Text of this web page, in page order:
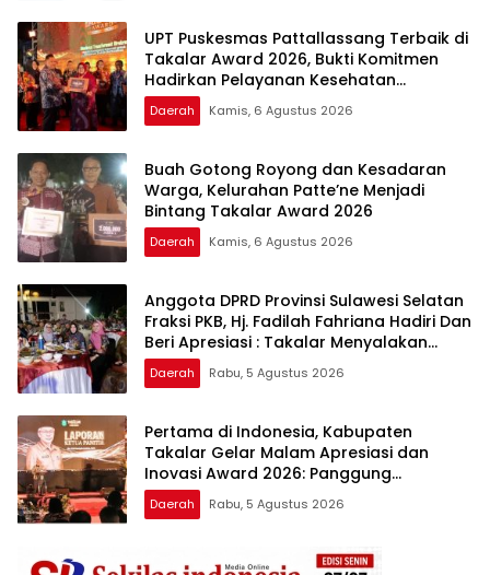
UPT Puskesmas Pattallassang Terbaik di
Takalar Award 2026, Bukti Komitmen
Hadirkan Pelayanan Kesehatan
Berkualitas
Daerah Kamis, 6 Agustus 2026
Buah Gotong Royong dan Kesadaran
Warga, Kelurahan Patte’ne Menjadi
Bintang Takalar Award 2026
Daerah Kamis, 6 Agustus 2026
Anggota DPRD Provinsi Sulawesi Selatan
Fraksi PKB, Hj. Fadilah Fahriana Hadiri Dan
Beri Apresiasi : Takalar Menyalakan
Lentera Pengabdian Melalui Malam
Apresiasi dan Inovasi Award 2026
Daerah Rabu, 5 Agustus 2026
Pertama di Indonesia, Kabupaten
Takalar Gelar Malam Apresiasi dan
Inovasi Award 2026: Panggung
Penghargaan bagi Pelayan Publik
Berprestasi
Daerah Rabu, 5 Agustus 2026